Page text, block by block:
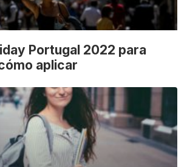
Portugal 2022 para
aplicar